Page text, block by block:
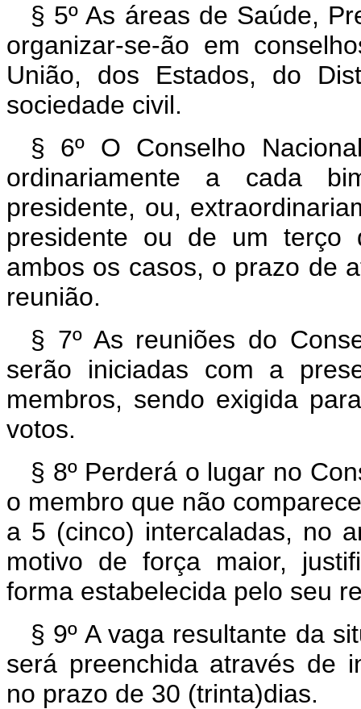
§ 5º As áreas de Saúde,
organizar-se-ão em
União, dos Estados, do
sociedade civil.
§ 6º O Conselho
ordinariamente a cada
presidente, ou,
presidente ou de um terço
ambos os casos, o prazo de
reunião.
§ 7º As reuniões do
serão iniciadas com a
membros, sendo exigida
votos.
§ 8º Perderá o lugar no
o membro que não
a 5 (cinco) intercaladas, no
motivo de força maior,
forma estabelecida pelo seu
§ 9º A vaga resultante da
será preenchida através de
no prazo de 30 (trinta)dias.